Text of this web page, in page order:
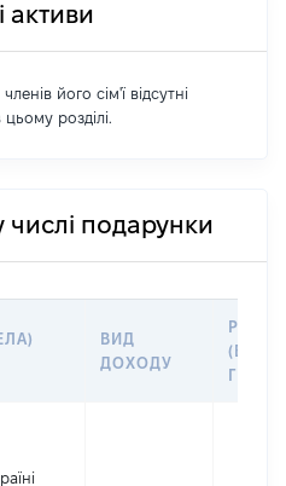
активи
його сім'ї відсутні
розділі.
числі подарунки
ВИД
ДОХОДУ
ГРН